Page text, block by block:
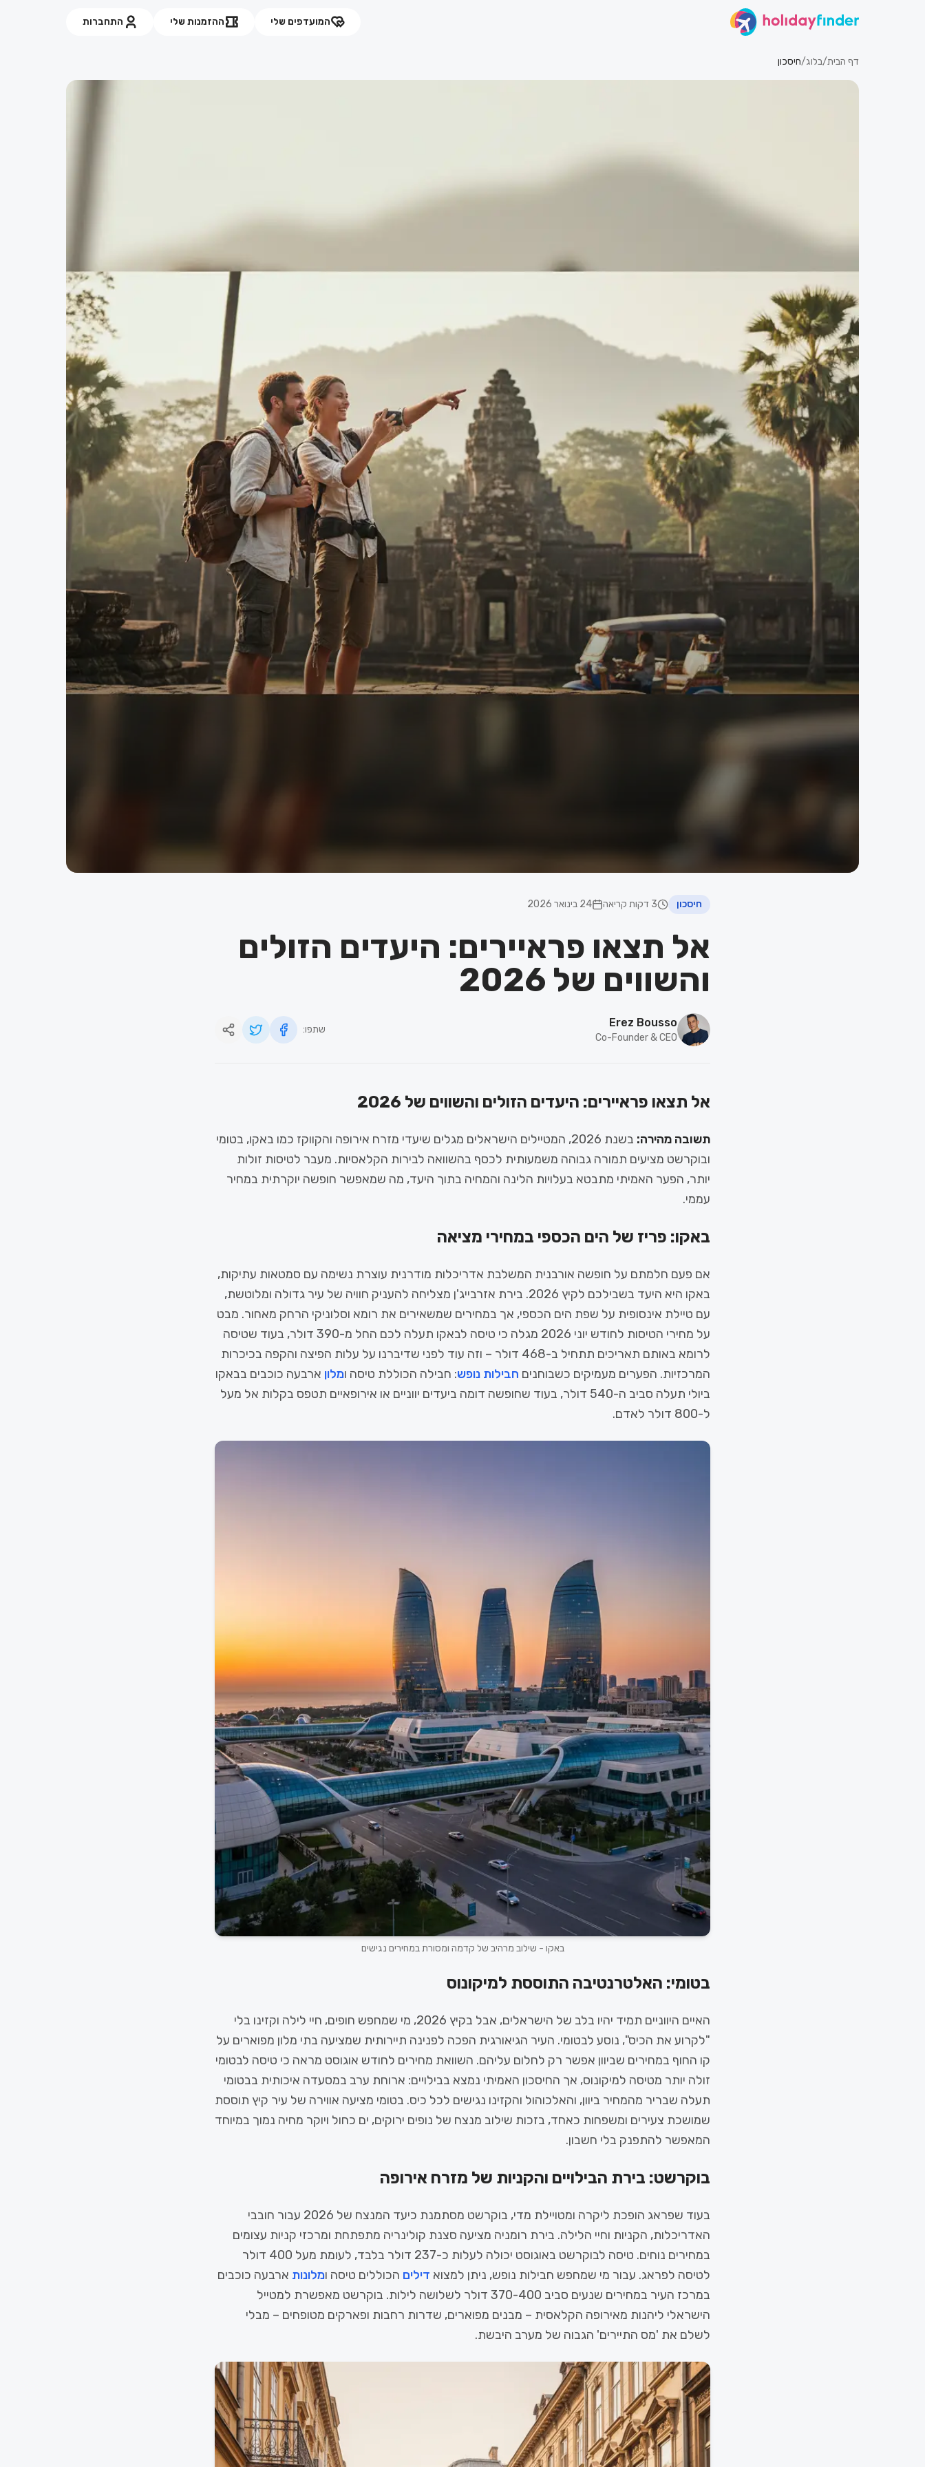
המועדפים שלי ההזמנות שלי התחברות
דף הבית/בלוג/חיסכון
חיסכון 3 דקות קריאה 24 בינואר 2026
אל תצאו פראיירים: היעדים הזולים
והשווים של 2026
Erez Bousso
Co-Founder & CEO
שתפו:
אל תצאו פראיירים: היעדים הזולים והשווים של 2026
תשובה מהירה:
בשנת 2026, המטיילים הישראלים מגלים שיעדי מזרח אירופה והקווקז כמו באקו, בטומי
ובוקרשט מציעים תמורה גבוהה משמעותית לכסף בהשוואה לבירות הקלאסיות. מעבר לטיסות זולות
יותר, הפער האמיתי מתבטא בעלויות הלינה והמחיה בתוך היעד, מה שמאפשר חופשה יוקרתית במחיר
עממי.
באקו: פריז של הים הכספי במחירי מציאה
אם פעם חלמתם על חופשה אורבנית המשלבת אדריכלות מודרנית עוצרת נשימה עם סמטאות עתיקות,
באקו היא היעד בשבילכם לקיץ 2026. בירת אזרבייג'ן מצליחה להעניק חוויה של עיר גדולה ומלוטשת,
עם טיילת אינסופית על שפת הים הכספי, אך במחירים שמשאירים את רומא וסלוניקי הרחק מאחור. מבט
על מחירי הטיסות לחודש יוני 2026 מגלה כי טיסה לבאקו תעלה לכם החל מ-390 דולר, בעוד שטיסה
לרומא באותם תאריכים תתחיל ב-468 דולר – וזה עוד לפני שדיברנו על עלות הפיצה והקפה בכיכרות
המרכזיות. הפערים מעמיקים כשבוחנים חבילות נופש: חבילה הכוללת טיסה ומלון ארבעה כוכבים בבאקו
ביולי תעלה סביב ה-540 דולר, בעוד שחופשה דומה ביעדים יווניים או אירופאיים תטפס בקלות אל מעל
ל-800 דולר לאדם.
באקו - שילוב מרהיב של קדמה ומסורת במחירים נגישים
בטומי: האלטרנטיבה התוססת למיקונוס
האיים היווניים תמיד יהיו בלב של הישראלים, אבל בקיץ 2026, מי שמחפש חופים, חיי לילה וקזינו בלי
"לקרוע את הכיס", נוסע לבטומי. העיר הגיאורגית הפכה לפנינה תיירותית שמציעה בתי מלון מפוארים על
קו החוף במחירים שביוון אפשר רק לחלום עליהם. השוואת מחירים לחודש אוגוסט מראה כי טיסה לבטומי
זולה יותר מטיסה למיקונוס, אך החיסכון האמיתי נמצא בבילויים: ארוחת ערב במסעדה איכותית בבטומי
תעלה שבריר מהמחיר ביוון, והאלכוהול והקזינו נגישים לכל כיס. בטומי מציעה אווירה של עיר קיץ תוססת
שמושכת צעירים ומשפחות כאחד, בזכות שילוב מנצח של נופים ירוקים, ים כחול ויוקר מחיה נמוך במיוחד
המאפשר להתפנק בלי חשבון.
בוקרשט: בירת הבילויים והקניות של מזרח אירופה
בעוד שפראג הופכת ליקרה ומטויילת מדי, בוקרשט מסתמנת כיעד המנצח של 2026 עבור חובבי
האדריכלות, הקניות וחיי הלילה. בירת רומניה מציעה סצנת קולינריה מתפתחת ומרכזי קניות עצומים
במחירים נוחים. טיסה לבוקרשט באוגוסט יכולה לעלות כ-237 דולר בלבד, לעומת מעל 400 דולר
לטיסה לפראג. עבור מי שמחפש חבילות נופש, ניתן למצוא דילים הכוללים טיסה ומלונות ארבעה כוכבים
במרכז העיר במחירים שנעים סביב 370-400 דולר לשלושה לילות. בוקרשט מאפשרת למטייל
הישראלי ליהנות מאירופה הקלאסית – מבנים מפוארים, שדרות רחבות ופארקים מטופחים – מבלי
לשלם את 'מס התיירים' הגבוה של מערב היבשת.